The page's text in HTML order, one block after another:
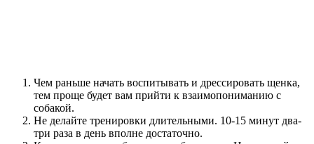
Чем раньше начать воспитывать и дрессировать щенка,
тем проще будет вам прийти к взаимопониманию с
собакой.
Не делайте тренировки длительными. 10-15 минут два-
три раза в день вполне достаточно.